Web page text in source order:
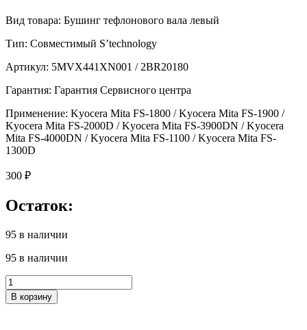
Вид товара: Бушинг тефлонового вала левый
Тип: Совместимый S’technology
Артикул: 5MVX441XN001 / 2BR20180
Гарантия: Гарантия Сервисного центра
Применение: Kyocera Mita FS-1800 / Kyocera Mita FS-1900 /
Kyocera Mita FS-2000D / Kyocera Mita FS-3900DN / Kyocera
Mita FS-4000DN / Kyocera Mita FS-1100 / Kyocera Mita FS-
1300D
300 ₽
Остаток:
95 в наличии
95 в наличии
Количество
товара
5MVX441XN001
В корзину